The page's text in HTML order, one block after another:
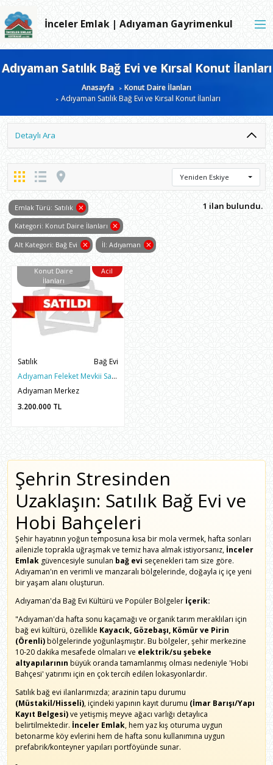
İnceler Emlak | Adıyaman Gayrimenkul
Adıyaman Satılık Bağ Evi ve Kırsal Konut İlanları
Anasayfa
Konut Daire İlanları
Adıyaman Satılık Bağ Evi ve Kırsal Konut İlanları
Detaylı Ara
Yeniden Eskiye
1 ilan bulundu.
Emlak Türü: Satılık
Kategori: Konut Daire İlanları
Alt Kategori: Bağ Evi İl: Adıyaman
Konut Daire
İlanları
Acil
Satılık
Bağ Evi
Adıyaman Feleket Mevkii Satılık 1 Dönüm Bahçeli 3+1 Bağ Evi
Adıyaman Merkez
3.200.000 TL
Şehrin Stresinden
Uzaklaşın: Satılık Bağ Evi ve
Hobi Bahçeleri
Şehir hayatının yoğun temposuna kısa bir mola vermek, hafta sonları
ailenizle toprakla uğraşmak ve temiz hava almak istiyorsanız, İnceler
Emlak güvencesiyle sunulan bağ evi seçenekleri tam size göre.
Adıyaman'ın en verimli ve manzaralı bölgelerinde, doğayla iç içe yeni
bir yaşam alanı oluşturun.
Adıyaman'da Bağ Evi Kültürü ve Popüler Bölgeler İçerik:
"Adıyaman'da hafta sonu kaçamağı ve organik tarım meraklıları için
bağ evi kültürü, özellikle Kayacık, Gözebaşı, Kömür ve Pirin
(Örenli)bölgelerinde yoğunlaşmıştır. Bu bölgeler, şehir merkezine
10-20 dakika mesafede olmaları ve elektrik/su şebeke
altyapılarının büyük oranda tamamlanmış olması nedeniyle 'Hobi
Bahçesi' yatırımı için en çok tercih edilen lokasyonlardır.
Satılık bağ evi ilanlarımızda; arazinin tapu durumu
(Müstakil/Hisseli), içindeki yapının kayıt durumu (İmar Barışı/Yapı
Kayıt Belgesi)ve yetişmiş meyve ağacı varlığı detaylıca
belirtilmektedir. İnceler Emlak, hem yaz kış oturuma uygun
betonarme köy evlerini hem de hafta sonu kullanımına uygun
prefabrik/konteyner yapıları portföyünde sunar.